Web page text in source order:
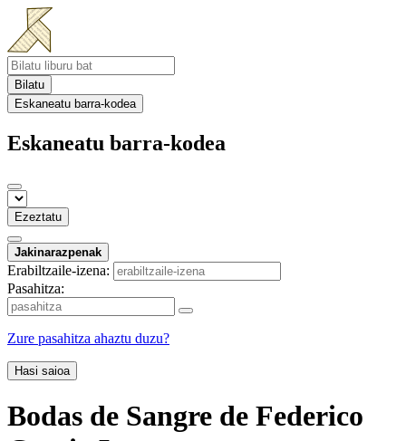
Bilatu
Eskaneatu barra-kodea
Eskaneatu barra-kodea
Ezeztatu
Jakinarazpenak
Erabiltzaile-izena:
Pasahitza:
Zure pasahitza ahaztu duzu?
Hasi saioa
Bodas de Sangre de Federico